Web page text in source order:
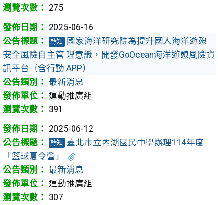
275
2025-06-16
轉知
國家海洋研究院為提升國人海洋遊憩
安全風險自主管 理意識，開發GoOcean海洋遊憩風險資
訊平台（含行動 APP）
最新消息
運動推廣組
391
2025-06-12
轉知
臺北市立內湖國民中學辦理114年度
「籃球夏令營」
最新消息
運動推廣組
307